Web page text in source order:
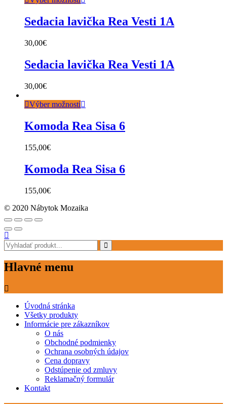
Sedacia lavička Rea Vesti 1A
30,00€
Sedacia lavička Rea Vesti 1A
30,00€
Výber možností
Komoda Rea Sisa 6
155,00€
Komoda Rea Sisa 6
155,00€
© 2020 Nábytok Mozaika
Hlavné menu
Úvodná stránka
Všetky produkty
Informácie pre zákazníkov
O nás
Obchodné podmienky
Ochrana osobných údajov
Cena dopravy
Odstúpenie od zmluvy
Reklamačný formulár
Kontakt